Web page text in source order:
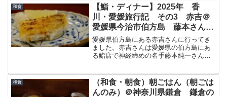
あ、そうですよね。お腹も空いていたの
で...
和食
【鮨・ディナー】2025年 香
川・愛媛旅行記 その3 赤吉＠
愛媛県今治市伯方島 藤本さんの
魚がいただけるここでしか食べら
れないお鮨
愛媛県伯方島にある赤吉さんに行ってき
ました。赤吉さんは愛媛県の伯方島にあ
る鮨店で神経締めの名手藤本純一さんの
ブログで紹介したいと思います。赤吉赤
吉予約サイト （OMAK...
和食
（和食・朝食）朝ごはん（朝ごは
んのみ）＠神奈川県鎌倉 鎌倉の